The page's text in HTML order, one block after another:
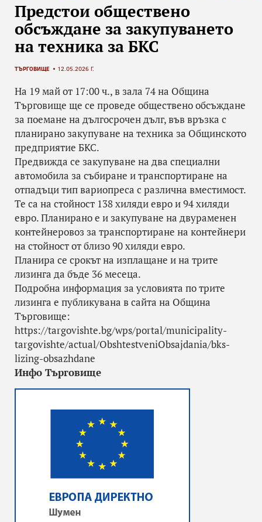
Предстои обществено
обсъждане за закупуването
на техника за БКС
ТЪРГОВИЩЕ 12.05.2026 Г.
На 19 май от 17:00 ч., в зала 74 на Община
Търговище ще се проведе обществено обсъждане
за поемане на дългосрочен дълг, във връзка с
планирано закупуване на техника за Общинското
предприятие БКС.
Предвижда се закупуване на два специални
автомобила за събиране и транспортиране на
отпадъци тип вариопреса с различна вместимост.
Те са на стойност 138 хиляди евро и 94 хиляди
евро. Планирано е и закупуване на двураменен
контейнеровоз за транспортиране на контейнери
на стойност от близо 90 хиляди евро.
Планира се срокът на изплащане и на трите
лизинга да бъде 36 месеца.
Подробна информация за условията по трите
лизинга е публикувана в сайта на Община
Търговище:
https://targovishte.bg/wps/portal/municipality-
targovishte/actual/ObshtestveniObsajdania/bks-
lizing-obsazhdane
Инфо Търговище